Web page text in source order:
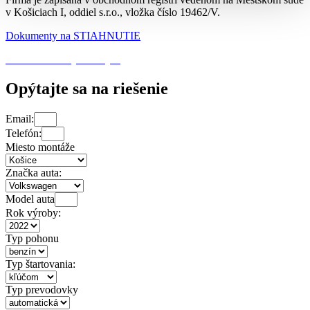
v Košiciach I, oddiel s.r.o., vložka číslo 19462/V.
Dokumenty na STIAHNUTIE
Opýtajte sa na riešenie
Email:
Telefón:
Miesto montáže
Značka auta:
Model auta
Rok výroby:
Typ pohonu
Typ štartovania:
Typ prevodovky